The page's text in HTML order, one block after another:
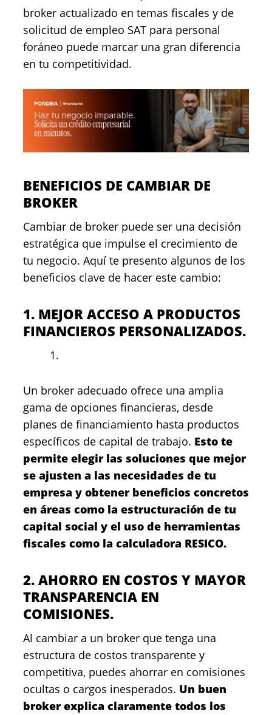
broker actualizado en temas fiscales y de
solicitud de empleo SAT para personal
foráneo puede marcar una gran diferencia
en tu competitividad.
BENEFICIOS DE CAMBIAR DE
BROKER
Cambiar de broker puede ser una decisión
estratégica que impulse el crecimiento de
tu negocio. Aquí te presento algunos de los
beneficios clave de hacer este cambio:
1. MEJOR ACCESO A PRODUCTOS
FINANCIEROS PERSONALIZADOS.
Un broker adecuado ofrece una amplia
gama de opciones financieras, desde
planes de financiamiento hasta productos
específicos de capital de trabajo. Esto te
permite elegir las soluciones que mejor
se ajusten a las necesidades de tu
empresa y obtener beneficios concretos
en áreas como la estructuración de tu
capital social y el uso de herramientas
fiscales como la calculadora RESICO.
2. AHORRO EN COSTOS Y MAYOR
TRANSPARENCIA EN
COMISIONES.
Al cambiar a un broker que tenga una
estructura de costos transparente y
competitiva, puedes ahorrar en comisiones
ocultas o cargos inesperados. Un buen
broker explica claramente todos los